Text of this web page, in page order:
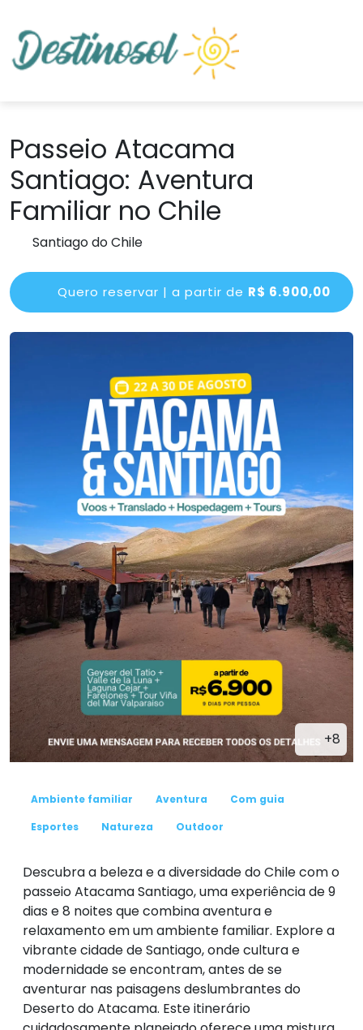
Passeio Atacama
Santiago: Aventura
Familiar no Chile
Santiago do Chile
Quero reservar | a partir de R$ 6.900,00
+8
Ambiente familiar Aventura
Com guia
Esportes
Natureza Outdoor
Descubra a beleza e a diversidade do Chile com o
passeio Atacama Santiago, uma experiência de 9
dias e 8 noites que combina aventura e
relaxamento em um ambiente familiar. Explore a
vibrante cidade de Santiago, onde cultura e
modernidade se encontram, antes de se
aventurar nas paisagens deslumbrantes do
Deserto do Atacama. Este itinerário